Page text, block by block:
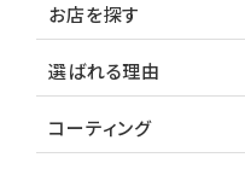
お店を探す
選ばれる理由
コーティング